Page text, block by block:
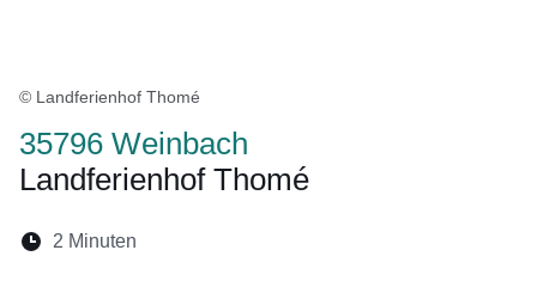
© Landferienhof Thomé
35796 Weinbach
Landferienhof Thomé
Lesedauer:
2 Minuten